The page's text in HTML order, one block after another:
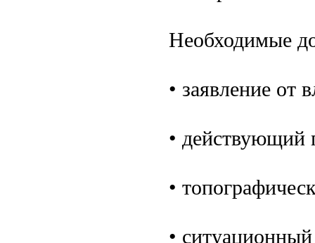
Необходимые
• заявление от
• действующий
•
•